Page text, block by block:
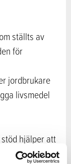
ställts av
för
jordbrukare
livsmedel
hjälper att
när det